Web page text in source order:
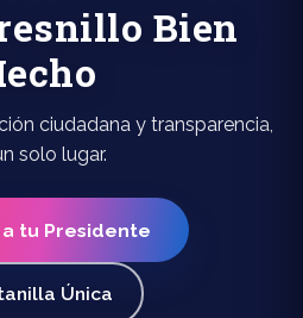
Bien
ciudadana y transparencia,
solo lugar.
tu Presidente
Única